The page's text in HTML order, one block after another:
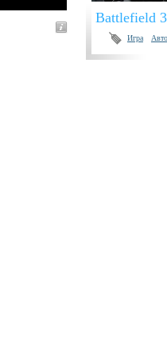
Battlefield 3
Игра